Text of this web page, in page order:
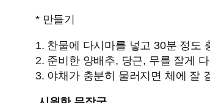
* 만들기
1. 찬물에 다시마를 넣고 30분 정도
2. 준비한 양배추, 당근, 무를 잘게
3. 야채가 충분히 물러지면 체에 잘